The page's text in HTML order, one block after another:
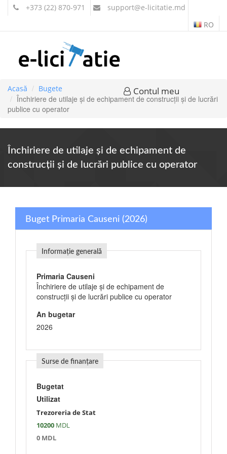
+373 (22) 870-971 support@e-licitatie.md
RO
Contul meu
Acasă Bugete
Închiriere de utilaje şi de echipament de construcţii şi de lucrări
publice cu operator
Închiriere de utilaje şi de echipament de
construcţii şi de lucrări publice cu operator
Buget Primaria Causeni (2026)
Informație generală
Primaria Causeni
Închiriere de utilaje şi de echipament de
construcţii şi de lucrări publice cu operator
An bugetar
2026
Surse de finanțare
Bugetat
Utilizat
Trezoreria de Stat
10200 MDL
0 MDL